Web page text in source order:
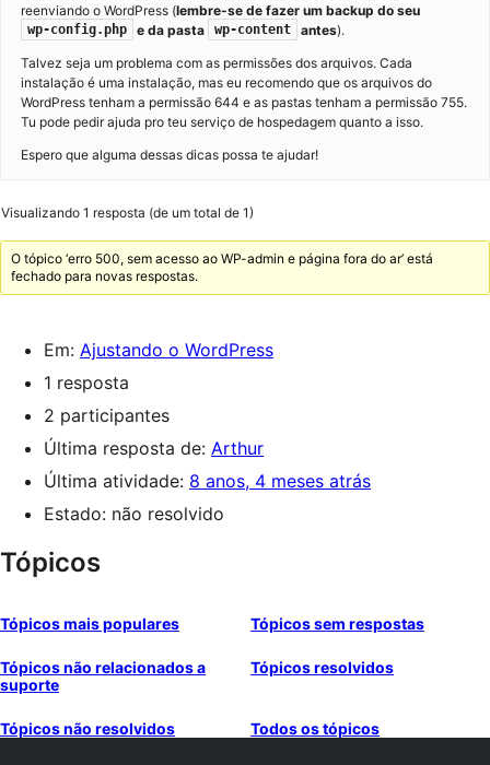
reenviando o WordPress (lembre-se de fazer um backup do seu
wp-config.php e da pasta wp-content antes).
Talvez seja um problema com as permissões dos arquivos. Cada
instalação é uma instalação, mas eu recomendo que os arquivos do
WordPress tenham a permissão 644 e as pastas tenham a permissão 755.
Tu pode pedir ajuda pro teu serviço de hospedagem quanto a isso.
Espero que alguma dessas dicas possa te ajudar!
Visualizando 1 resposta (de um total de 1)
O tópico ‘erro 500, sem acesso ao WP-admin e página fora do ar’ está
fechado para novas respostas.
Em: Ajustando o WordPress
1 resposta
2 participantes
Última resposta de: Arthur
Última atividade: 8 anos, 4 meses atrás
Estado: não resolvido
Tópicos
Tópicos mais populares Tópicos sem respostas
Tópicos não relacionados a
suporte
Tópicos resolvidos
Tópicos não resolvidos Todos os tópicos